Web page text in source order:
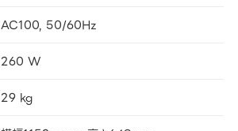
AC100, 50/60Hz
260 W
29 kg